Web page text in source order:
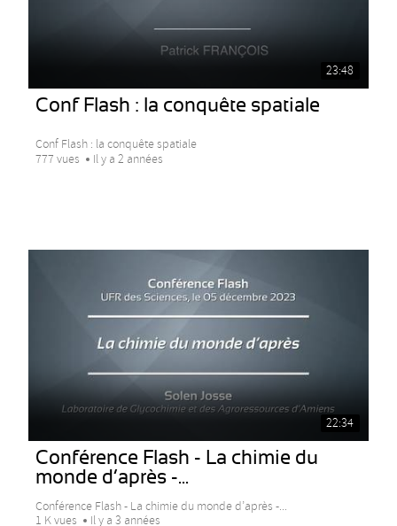
23:48
Conf Flash : la conquête spatiale
Conf Flash : la conquête spatiale
777 vues
Il y a 2 années
22:34
Conférence Flash - La chimie du
monde d’après -...
Conférence Flash - La chimie du monde d’après -...
1 K vues
Il y a 3 années